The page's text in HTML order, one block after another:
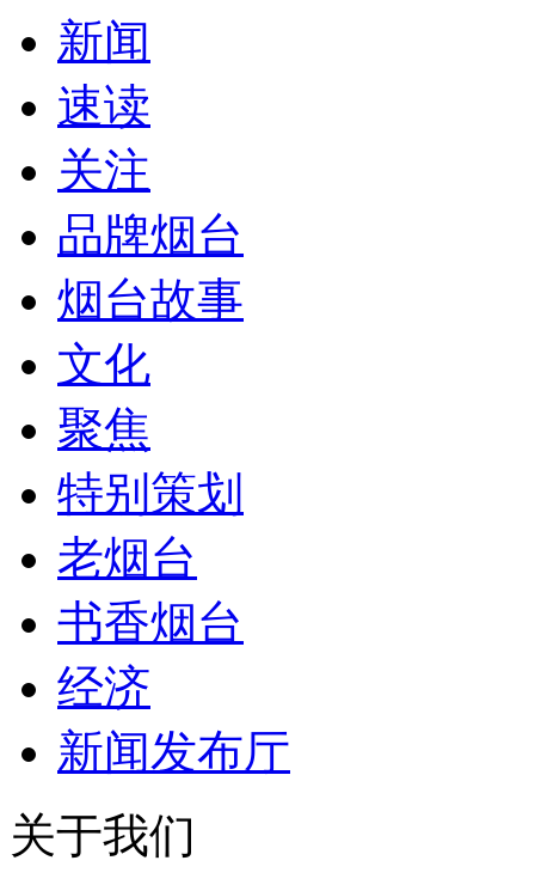
新闻
速读
关注
品牌烟台
烟台故事
文化
聚焦
特别策划
老烟台
书香烟台
经济
新闻发布厅
关于我们